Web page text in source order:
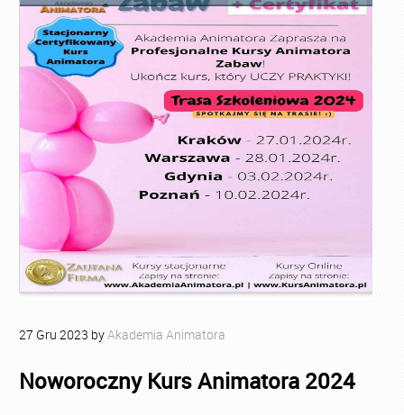
27 Gru 2023 byAkademia Animatora
Noworoczny Kurs Animatora 2024